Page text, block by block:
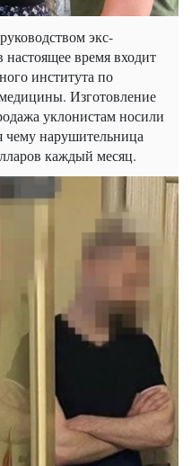
экс-
настоящее время входит
института по
Изготовление
уклонистам носили
чему нарушительница
каждый месяц.